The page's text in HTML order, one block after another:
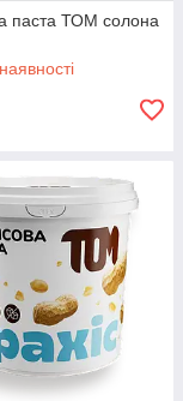
паста ТОМ солона